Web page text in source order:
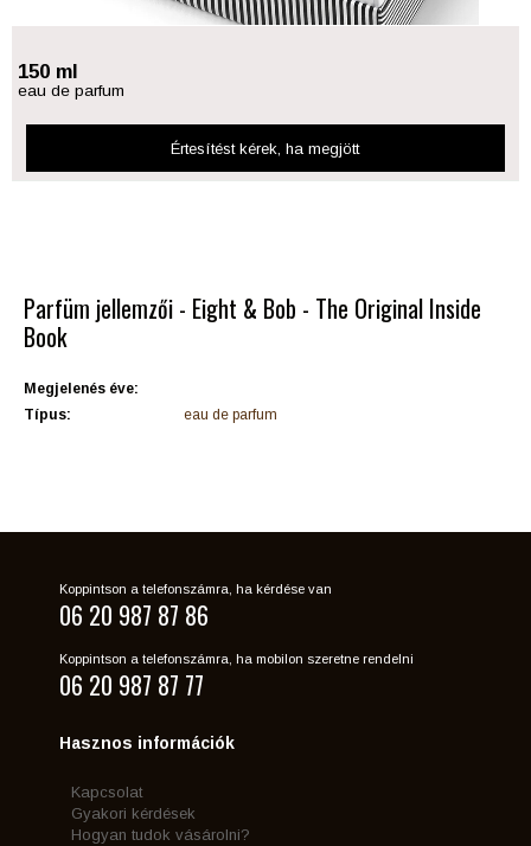
150 ml
eau de parfum
Értesítést kérek, ha megjött
Parfüm jellemzői - Eight & Bob - The Original Inside
Book
Megjelenés éve:
Típus:
eau de parfum
Koppintson a telefonszámra, ha kérdése van
06 20 987 87 86
Koppintson a telefonszámra, ha mobilon szeretne rendelni
06 20 987 87 77
Hasznos információk
Kapcsolat
Gyakori kérdések
Hogyan tudok vásárolni?